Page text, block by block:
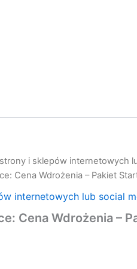
i sklepów internetowych
Cena Wdrożenia – Pakiet
internetowych lub social
Cena Wdrożenia –